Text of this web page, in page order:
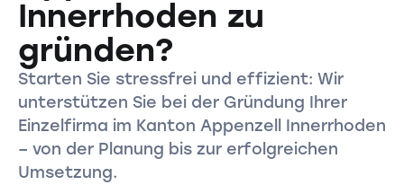
Innerrhoden zu
gründen?
Starten Sie stressfrei und effizient: Wir
unterstützen Sie bei der Gründung Ihrer
Einzelfirma im Kanton Appenzell Innerrhoden
– von der Planung bis zur erfolgreichen
Umsetzung.